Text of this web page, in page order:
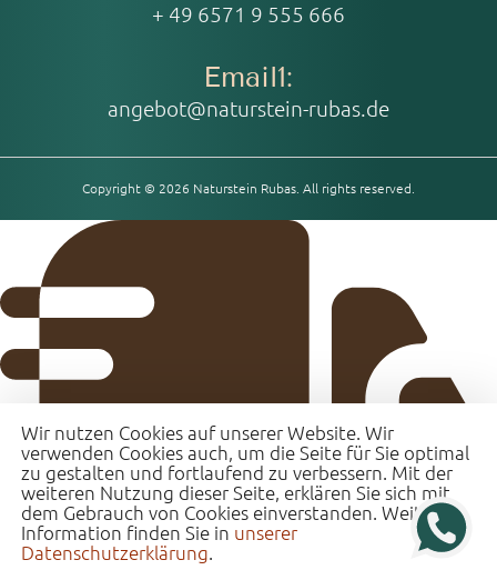
+ 49 6571 9 555 666
Email1:
angebot@naturstein-rubas.de
Copyright © 2026 Naturstein Rubas. All rights reserved.
Wir nutzen Cookies auf unserer Website. Wir
verwenden Cookies auch, um die Seite für Sie optimal
zu gestalten und fortlaufend zu verbessern. Mit der
weiteren Nutzung dieser Seite, erklären Sie sich mit
dem Gebrauch von Cookies einverstanden. Weitere
Information finden Sie in unserer
Datenschutzerklärung.